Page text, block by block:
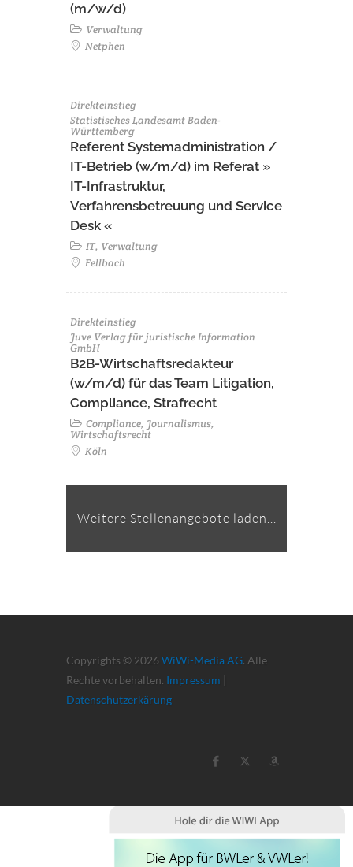
(m/w/d)
Verwaltung
Netphen
Direkteinstieg
Statistisches Landesamt Baden-
Württemberg
Referent Systemadministration /
IT-Betrieb (w/m/d) im Referat »
IT-Infrastruktur,
Verfahrensbetreuung und Service
Desk «
IT, Verwaltung
Fellbach
Direkteinstieg
Juve Verlag für juristische Information
GmbH
B2B-Wirtschaftsredakteur
(w/m/d) für das Team Litigation,
Compliance, Strafrecht
Compliance, Journalismus,
Wirtschaftsrecht
Köln
Weitere Stellenangebote laden...
Copyrights © 2026 WiWi-Media AG. Alle
Rechte vorbehalten. Impressum |
Datenschutzerkärung